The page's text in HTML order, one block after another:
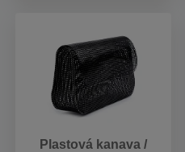
Plastová kanava /